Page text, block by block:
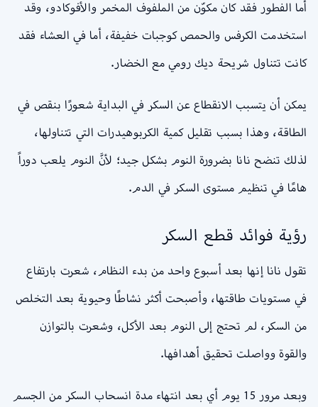
أما الفطور فقد كان مكوّن من الملفوف المخمر والأفوكادو، وقد
استخدمت الكرفس والحمص كوجبات خفيفة، أما في العشاء فقد
كانت تتناول شريحة ديك رومي مع الخضار.
يمكن أن يتسبب الانقطاع عن السكر في البداية شعورًا بنقص في
الطاقة، وهذا بسبب تقليل كمية الكربوهيدرات التي تتناولها،
لذلك تنضح نانا بضرورة النوم بشكل جيد؛ لأنَّ النوم يلعب دوراً
هامًا في تنظيم مستوى السكر في الدم.
رؤية فوائد قطع السكر
تقول نانا إنها بعد أسبوع واحد من بدء النظام، شعرت بارتفاع
في مستويات طاقتها، وأصبحت أكثر نشاطًا وحيوية بعد التخلص
من السكر، لم تحتج إلى النوم بعد الأكل، وشعرت بالتوازن
والقوة وواصلت تحقيق أهدافها.
وبعد مرور 15 يوم أي بعد انتهاء مدة انسحاب السكر من الجسم